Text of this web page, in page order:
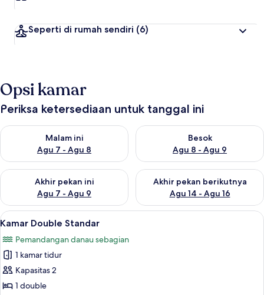
Seperti di rumah sendiri (6)
Opsi kamar
Periksa ketersediaan untuk tanggal ini
Malam ini
Agu 7 - Agu 8
Periksa ketersediaan untuk malam ini Agu 7 - Agu 8
Besok
Agu 8 - Agu 9
Periksa ketersediaan untuk
Akhir pekan ini
Agu 7 - Agu 9
Periksa ketersediaan untuk akhir pekan ini Agu 7 - Agu 9
Akhir pekan berikutnya
Agu 14 - Agu 16
Periksa ketersediaan untuk
Lihat
semua
foto
untuk
Kamar
Double
Kamar Double Standar | Brankas,
9
Kamar Double Standar
Pemandangan danau sebagian
1 kamar tidur
Kapasitas 2
1 double